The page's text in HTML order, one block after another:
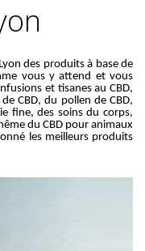
des produits à base de
vous y attend et vous
et tisanes au CBD,
CBD, du pollen de CBD,
fine, des soins du corps,
du CBD pour animaux
les meilleurs produits